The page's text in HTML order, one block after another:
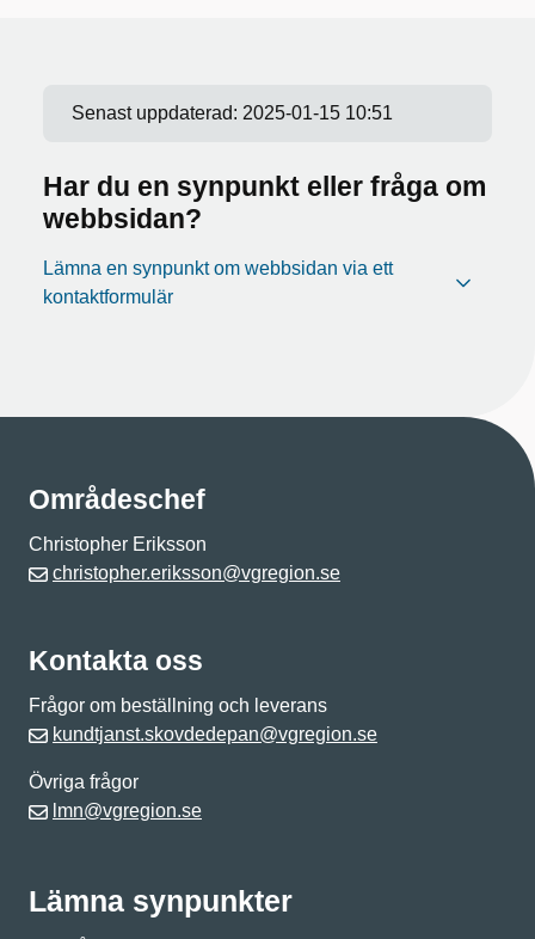
Senast uppdaterad: 2025-01-15 10:51
Har du en synpunkt eller fråga om
webbsidan?
Lämna en synpunkt om webbsidan via ett
kontaktformulär
Områdeschef
Christopher Eriksson
christopher.eriksson@vgregion.se
Kontakta oss
Frågor om beställning och leverans
kundtjanst.skovdedepan@vgregion.se
Övriga frågor
lmn@vgregion.se
Lämna synpunkter